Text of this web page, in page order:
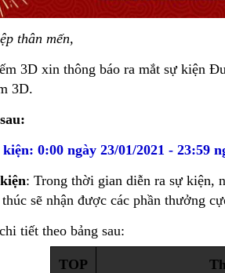
thân mến,
3D xin thông báo ra mắt sự kiện
3D.
0:00 ngày 23/01/2021 - 23:59
: Trong thời gian diễn ra sự kiện,
sẽ nhận được các phần thưởng
tiết theo bảng sau:
TOP